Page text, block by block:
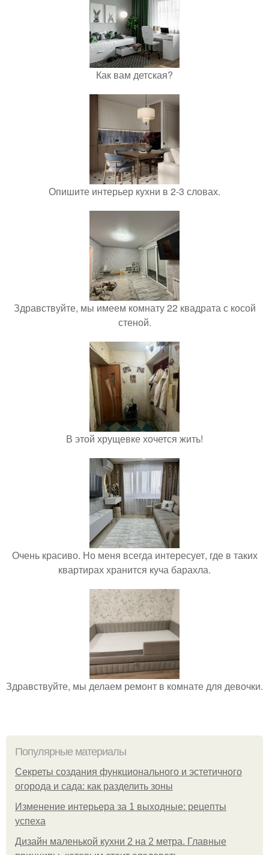
Как вам детская?
Опишите интерьер кухни в 2-3 словах.
Здравствуйте, мы имеем комнату 22 квадрата с косой
стеной.
В этой хрущевке хочется жить!
Очень красиво. Но меня всегда интересует, где в таких
квартирах хранится куча барахла.
Здравствуйте, мы делаем ремонт в комнате для девочки.
Популярные материалы
Секреты создания функционального и эстетичного
огорода и сада: как разделить зоны
Изменение интерьера за 1 выходные: рецепты
успеха
Дизайн маленькой кухни 2 на 2 метра. Главные